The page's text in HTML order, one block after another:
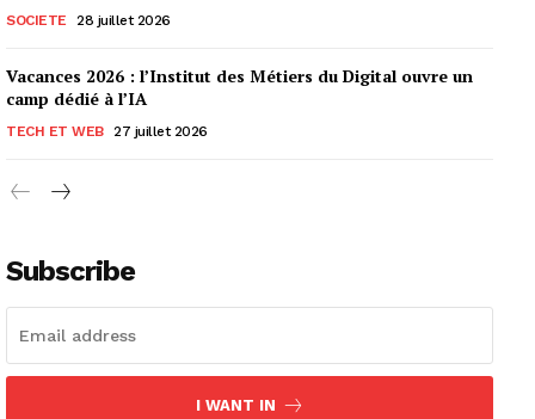
SOCIETE 28 juillet 2026
Vacances 2026 : l’Institut des Métiers du Digital ouvre un
camp dédié à l’IA
TECH ET WEB 27 juillet 2026
Subscribe
I WANT IN